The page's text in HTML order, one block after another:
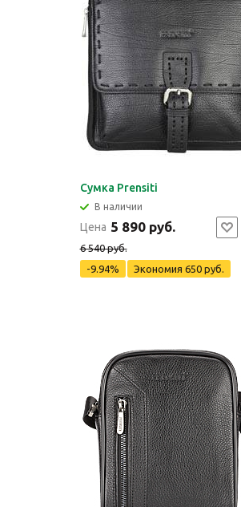
Сумка Prensiti
В наличии
Цена 5 890 руб.
6 540 руб.
-9.94%
Экономия 650 руб.